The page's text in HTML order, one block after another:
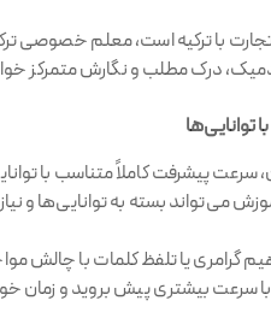
با ترکیه است، معلم خصوصی
درک مطلب و نگارش متمرکز
توانایی‌ها
سرعت پیشرفت کاملاً متناسب
می‌تواند بسته به توانایی‌ها و
گرامری یا تلفظ کلمات با چالش
با سرعت بیشتری پیش بروید و زمان